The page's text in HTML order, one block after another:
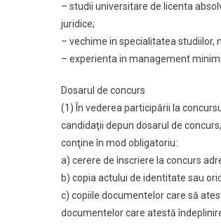
– studii universitare de licenta
juridice;
– vechime in specialitatea studiilor,
– experienta in management
Dosarul de concurs
(1) În vederea participării la
candidaţii depun dosarul de
conţine în mod obligatoriu:
a) cerere de înscriere la concurs
b) copia actului de identitate sau
c) copiile documentelor care să
documentelor care atestă